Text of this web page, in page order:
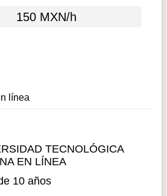
150 MXN/h
línea
TECNOLÓGICA
EN LÍNEA
10 años